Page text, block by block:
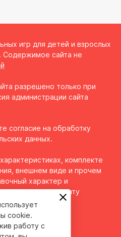
игр для детей и взрослых
Содержимое сайта не
разрешено только при
администрации сайта
согласие на обработку
данных.
комплекте
внешнем виде и прочем
характер и
доступных к моменту
cookie.
работу с